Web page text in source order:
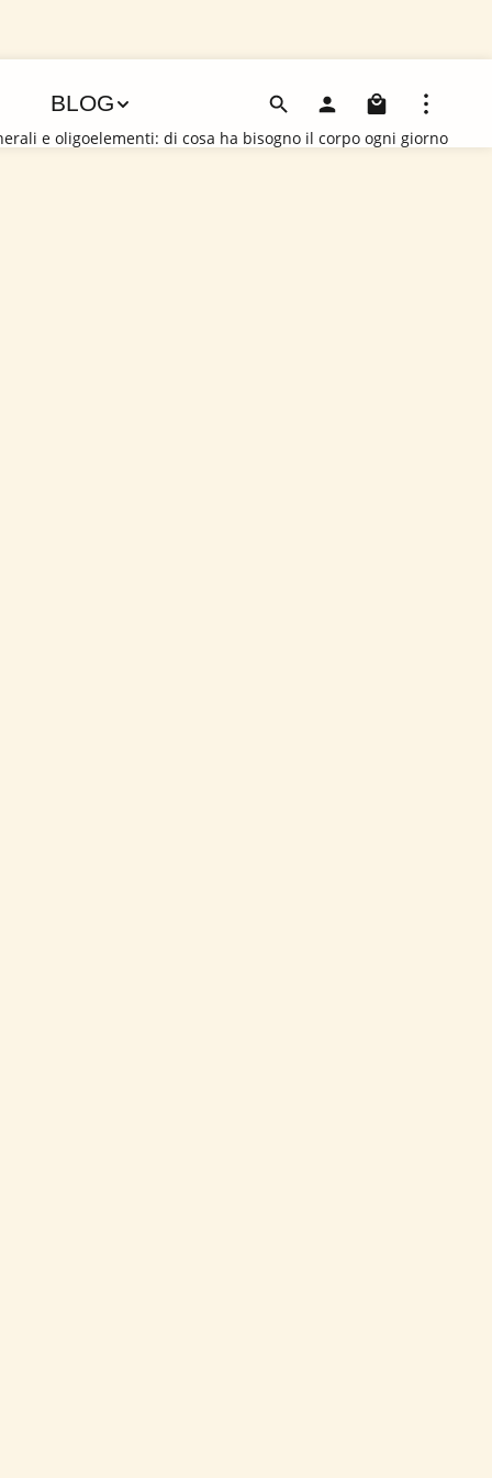
BLOG Il
e oligoelementi: di cosa ha bisogno il corpo ogni giorno